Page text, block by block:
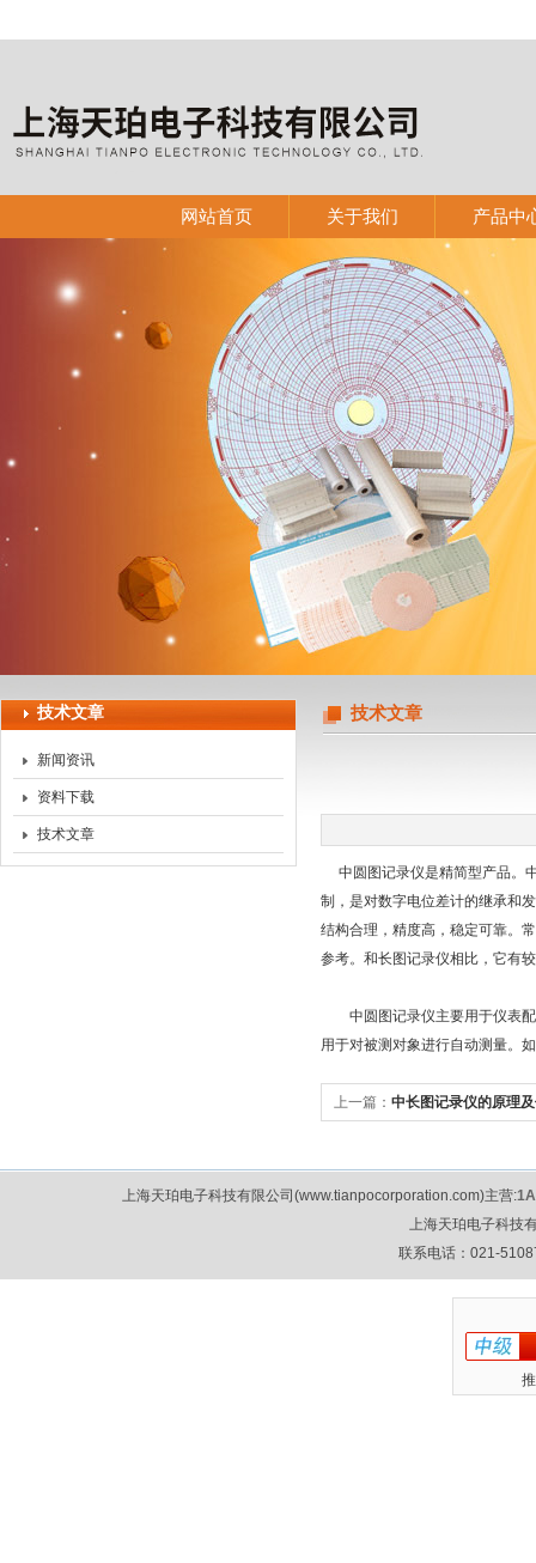
上海天珀电子科技有限公司
网站首页 关于我们 产品中
技术文章
新闻资讯
资料下载
技术文章
技术文章
中圆图记录仪是精简型产品。
制，是对数字电位差计的继承和
结构合理，精度高，稳定可靠。
参考。和长图记录仪相比，它有
中圆图记录仪主要用于仪表配
用于对被测对象进行自动测量。
上一篇： 中长图记录仪的原理
上海天珀电子科技有限公司(www.tianpocorporation.com)主营:
上海天珀电子科
联系电话：021-